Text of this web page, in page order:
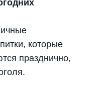
которые
празднично,